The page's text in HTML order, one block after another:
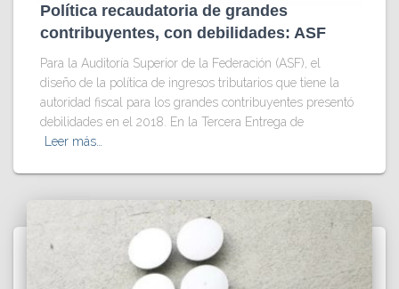
Política recaudatoria de grandes
contribuyentes, con debilidades: ASF
Para la Auditoría Superior de la Federación (ASF), el
diseño de la política de ingresos tributarios que tiene la
autoridad fiscal para los grandes contribuyentes presentó
debilidades en el 2018. En la Tercera Entrega de
Leer más…